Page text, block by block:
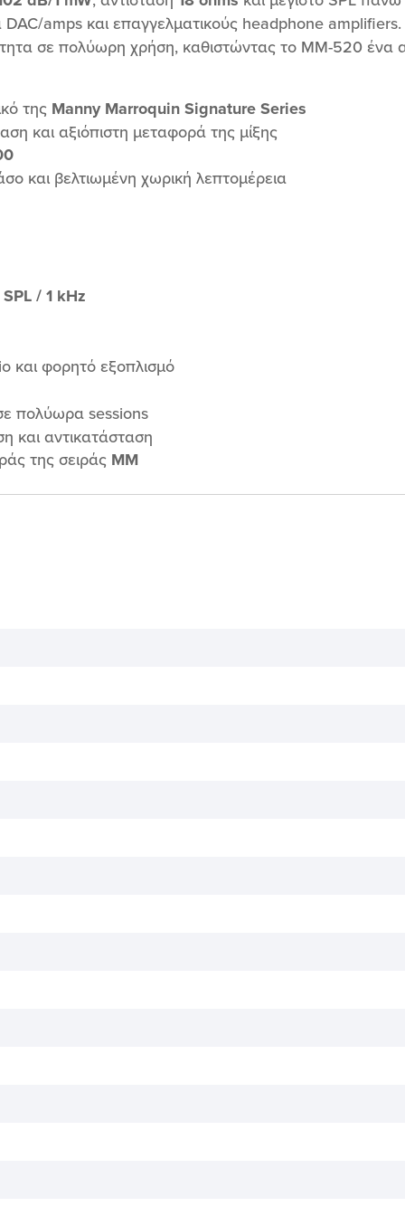
amps και επαγγελματικούς headphone
σε πολύωρη χρήση, καθιστώντας το MM-520 ένα
της Manny Marroquin Signature Series
και αξιόπιστη μεταφορά της μίξης
και βελτιωμένη χωρική λεπτομέρεια
/ 1 kHz
και φορητό εξοπλισμό
πολύωρα sessions
και αντικατάσταση
της σειράς MM